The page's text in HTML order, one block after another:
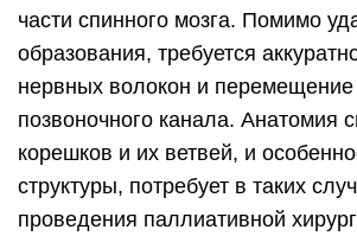
части спинного мозга. Помимо
образования, требуется
нервных волокон и перемещение
позвоночного канала. Анатомия
корешков и их ветвей, и
структуры, потребует в таких
проведения паллиативной